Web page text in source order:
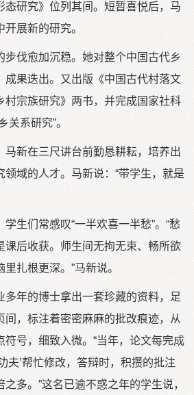
态研究》位列其间。短暂喜悦后，马
展新的研究。
步伐愈加沉稳。她对整个中国古代乡
成果迭出。又出版《中国古代村落文
村宗族研究》两书，并完成国家社科
关系研究”。
马新在三尺讲台前勤恳耕耘，培养出
领域的人才。马新说：“带学生，就是
生们常感叹“一半欢喜一半愁”。“愁
课后收获。师生间无拘无束、畅所欲
扎根更深。”马新说。
多年的博士拿出一套珍藏的资料，足
间，标注着密密麻麻的批改痕迹，从
符号，细致入微。“当年，论文每完成
夫’帮忙修改，答辩时，积攒的批注
多。”这名已逾不惑之年的学生说，